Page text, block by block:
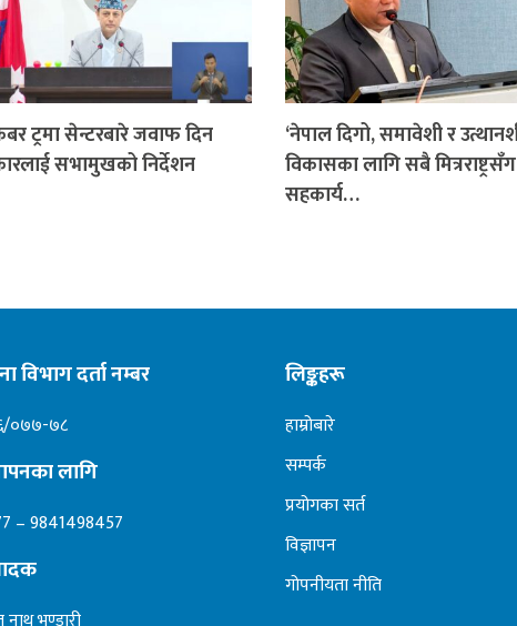
ट्रमा सेन्टरबारे जवाफ दिन
सभामुखको निर्देशन
‘नेपाल दिगो, समावेशी र
विकासका लागि सबै मित्रराष्ट्रसँग
सहकार्य…
विभाग दर्ता नम्बर
०७७-७८
लागि
– 9841498457
लिङ्कहरू
हाम्रोबारे
सम्पर्क
प्रयोगका सर्त
विज्ञापन
गोपनीयता नीति